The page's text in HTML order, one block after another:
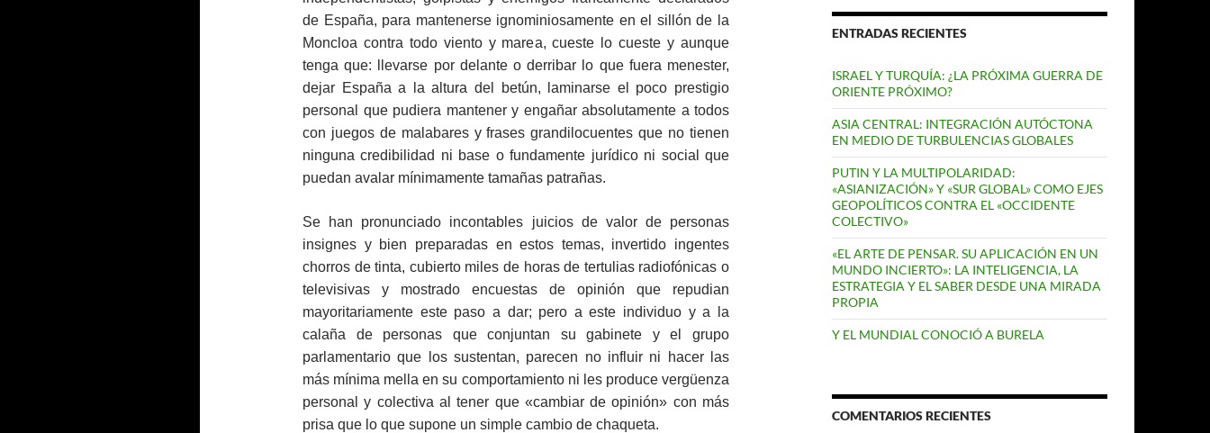
de España, para mantenerse ignominiosamente en el sillón de la
Moncloa contra todo viento y marea, cueste lo cueste y aunque
tenga que: llevarse por delante o derribar lo que fuera menester,
dejar España a la altura del betún, laminarse el poco prestigio
personal que pudiera mantener y engañar absolutamente a todos
con juegos de malabares y frases grandilocuentes que no tienen
ninguna credibilidad ni base o fundamente jurídico ni social que
puedan avalar mínimamente tamañas patrañas.
Se han pronunciado incontables juicios de valor de personas
insignes y bien preparadas en estos temas, invertido ingentes
chorros de tinta, cubierto miles de horas de tertulias radiofónicas o
televisivas y mostrado encuestas de opinión que repudian
mayoritariamente este paso a dar; pero a este individuo y a la
calaña de personas que conjuntan su gabinete y el grupo
parlamentario que los sustentan, parecen no influir ni hacer las
más mínima mella en su comportamiento ni les produce vergüenza
personal y colectiva al tener que «cambiar de opinión» con más
prisa que lo que supone un simple cambio de chaqueta.
ENTRADAS RECIENTES
ISRAEL Y TURQUÍA: ¿LA PRÓXIMA GUERRA DE
ORIENTE PRÓXIMO?
ASIA CENTRAL: INTEGRACIÓN AUTÓCTONA
EN MEDIO DE TURBULENCIAS GLOBALES
PUTIN Y LA MULTIPOLARIDAD:
«ASIANIZACIÓN» Y «SUR GLOBAL» COMO EJES
GEOPOLÍTICOS CONTRA EL «OCCIDENTE
COLECTIVO»
«EL ARTE DE PENSAR. SU APLICACIÓN EN UN
MUNDO INCIERTO»: LA INTELIGENCIA, LA
ESTRATEGIA Y EL SABER DESDE UNA MIRADA
PROPIA
Y EL MUNDIAL CONOCIÓ A BURELA
COMENTARIOS RECIENTES